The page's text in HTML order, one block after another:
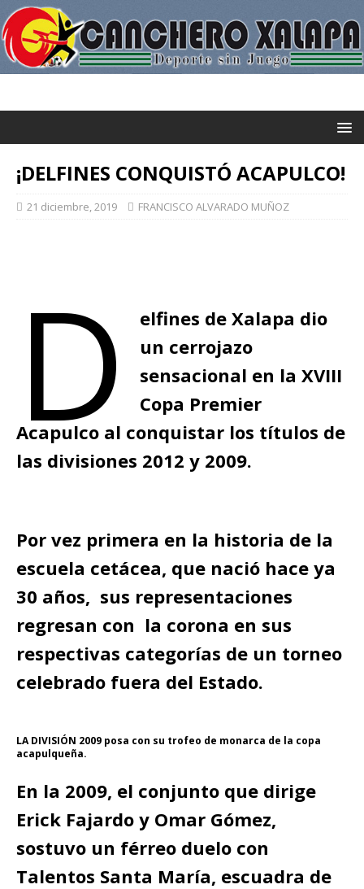
¡DELFINES CONQUISTÓ ACAPULCO!
21 diciembre, 2019 FRANCISCO ALVARADO MUÑOZ
D
elfines de Xalapa dio
un cerrojazo
sensacional en la XVIII
Copa Premier
Acapulco al conquistar los títulos de
las divisiones 2012 y 2009.
Por vez primera en la historia de la
escuela cetácea, que nació hace ya
30 años, sus representaciones
regresan con la corona en sus
respectivas categorías de un torneo
celebrado fuera del Estado.
LA DIVISIÓN 2009 posa con su trofeo de monarca de la copa
acapulqueña.
En la 2009, el conjunto que dirige
Erick Fajardo y Omar Gómez,
sostuvo un férreo duelo con
Talentos Santa María, escuadra de